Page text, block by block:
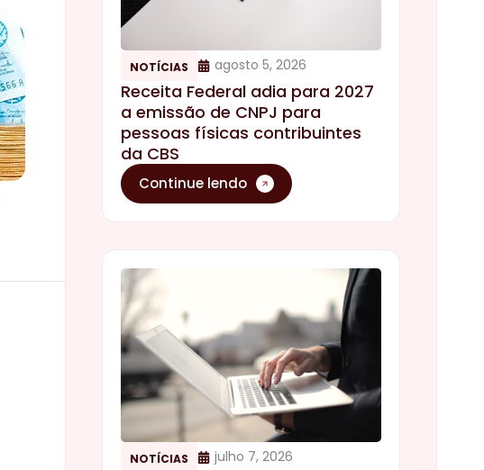
NOTÍCIAS agosto 5, 2026
Receita Federal adia para 2027
a emissão de CNPJ para
pessoas físicas contribuintes
da CBS
Continue lendo
NOTÍCIAS julho 7, 2026